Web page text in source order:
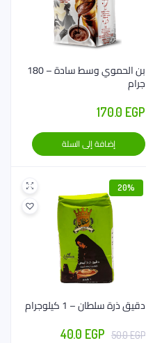
بن الحموي وسط سادة – 180
جرام
170.0 EGP
إضافة إلى السلة
20%
دقيق ذرة سلطان – 1 كيلوجرام
50.0EGP
السعر40.0 EGP
السعر